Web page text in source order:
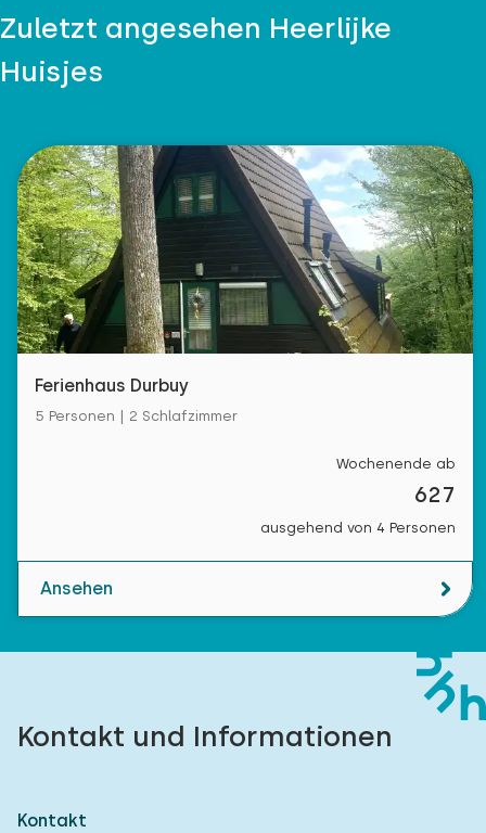
Zuletzt angesehen Heerlijke
Huisjes
Ferienhaus Durbuy
5 Personen | 2 Schlafzimmer
Wochenende ab
627
ausgehend von 4 Personen
Ansehen
Kontakt und Informationen
Kontakt